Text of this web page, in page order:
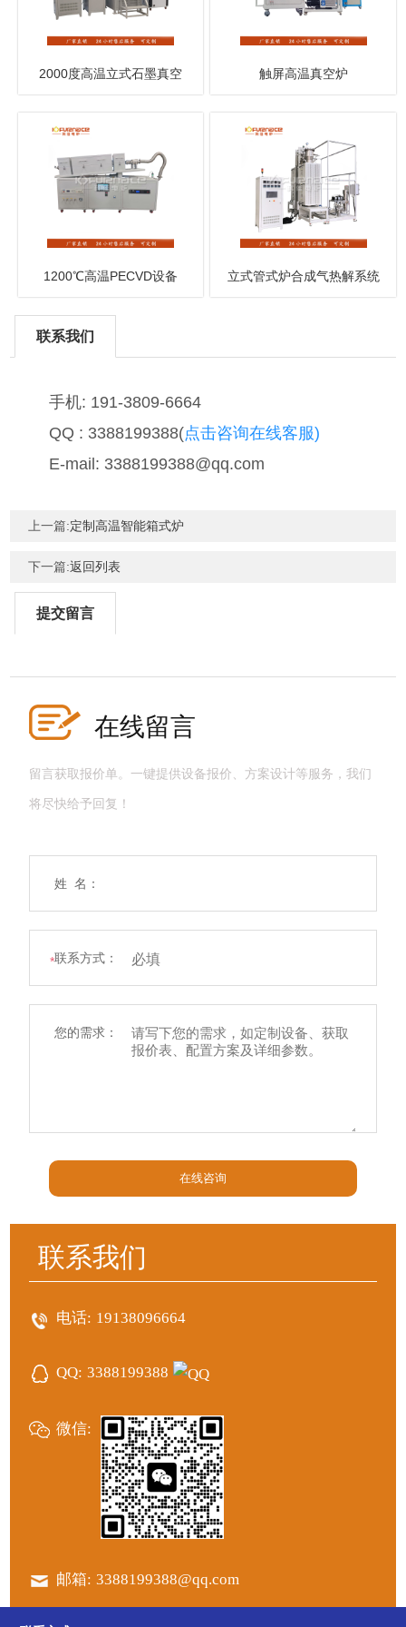
2000度高温立式石墨真空 触屏高温真空炉
1200℃高温PECVD设备 立式管式炉合成气热解系统
联系我们
手机: 191-3809-6664
QQ : 3388199388(点击咨询在线客服)
E-mail: 3388199388@qq.com
上一篇:定制高温智能箱式炉
下一篇:返回列表
提交留言
在线留言
留言获取报价单。一键提供设备报价、方案设计等服务，我们
将尽快给予回复！
姓 名：
*联系方式：
您的需求：
在线咨询
联系我们
电话: 19138096664
QQ: 3388199388
微信:
邮箱: 3388199388@qq.com